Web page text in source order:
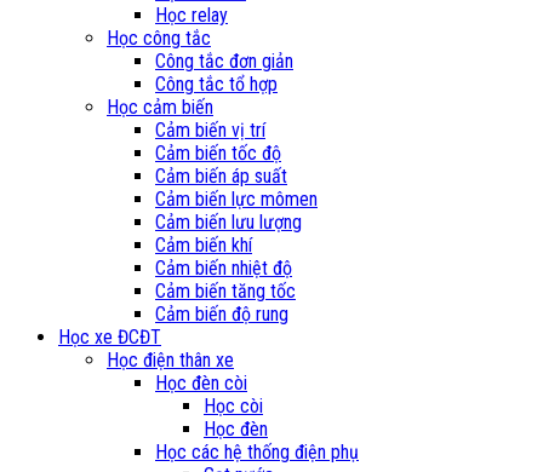
Học relay
Học công tắc
Công tắc đơn giản
Công tắc tổ hợp
Học cảm biến
Cảm biến vị trí
Cảm biến tốc độ
Cảm biến áp suất
Cảm biến lực mômen
Cảm biến lưu lượng
Cảm biến khí
Cảm biến nhiệt độ
Cảm biến tăng tốc
Cảm biến độ rung
Học xe ĐCĐT
Học điện thân xe
Học đèn còi
Học còi
Học đèn
Học các hệ thống điện phụ